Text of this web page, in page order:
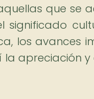
que se
significado
los avances
apreciación y